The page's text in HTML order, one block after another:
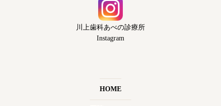
川上歯科あべの診療所
Instagram
HOME